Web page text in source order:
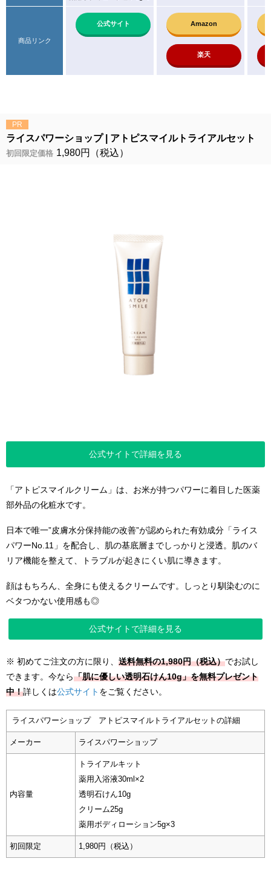
商品リンク
公式サイト Amazon
楽天
PR
ライスパワーショップ アトピスマイルトライアルセット
初回限定価格 1,980円（税込）
公式サイトで詳細を見る
「アトピスマイルクリーム」は、お米が持つパワーに着目した医薬
部外品の化粧水です。
日本で唯一”皮膚水分保持能の改善”が認められた有効成分「ライス
パワーNo.11」を配合し、肌の基底層までしっかりと浸透。肌のバ
リア機能を整えて、トラブルが起きにくい肌に導きます。
顔はもちろん、全身にも使えるクリームです。しっとり馴染むのに
ベタつかない使用感も◎
公式サイトで詳細を見る
※ 初めてご注文の方に限り、 送料無料の1,980円（税込）でお試し
できます。今なら「肌に優しい透明石けん10g」を無料プレゼント
中！詳しくは公式サイト をご覧ください。
ライスパワーショップ アトピスマイルトライアルセットの詳細
メーカー ライスパワーショップ
内容量
トライアルキット
薬用入浴液30ml×2
透明石けん10g
クリーム25g
薬用ボディローション5g×3
初回限定 1,980円（税込）